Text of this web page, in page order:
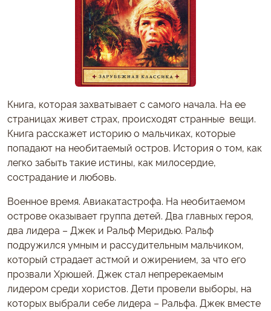
Книга, которая захватывает с самого начала. На ее
страницах живет страх, происходят странные вещи.
Книга расскажет историю о мальчиках, которые
попадают на необитаемый остров. История о том, как
легко забыть такие истины, как милосердие,
сострадание и любовь.
Военное время. Авиакатастрофа. На необитаемом
острове оказывает группа детей. Два главных героя,
два лидера – Джек и Ральф Меридью. Ральф
подружился умным и рассудительным мальчиком,
который страдает астмой и ожирением, за что его
прозвали Хрюшей. Джек стал непререкаемым
лидером среди хористов. Дети провели выборы, на
которых выбрали себе лидера – Ральфа. Джек вместе